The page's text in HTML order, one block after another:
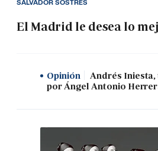
El Madrid le desea lo
SALVADOR SOSTRES
Opinión
Andrés
por Ángel Antonio